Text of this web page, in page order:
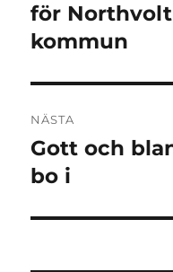
inlägg:
för
kommun
NÄSTA
Nästa
inlägg:
Gott och
bo i